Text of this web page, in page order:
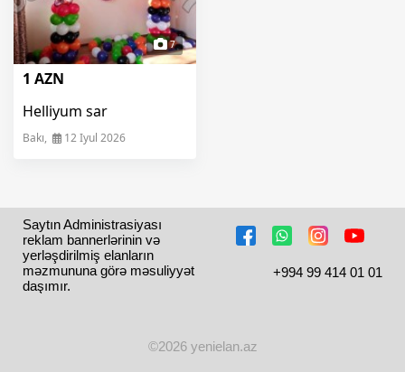
7
1 AZN
Helliyum sar
Bakı, 12 Iyul 2026
Saytın Administrasiyası
reklam bannerlərinin və
yerləşdirilmiş elanların
məzmununa görə məsuliyyət
daşımır.
+994 99 414 01 01
©2026 yenielan.az